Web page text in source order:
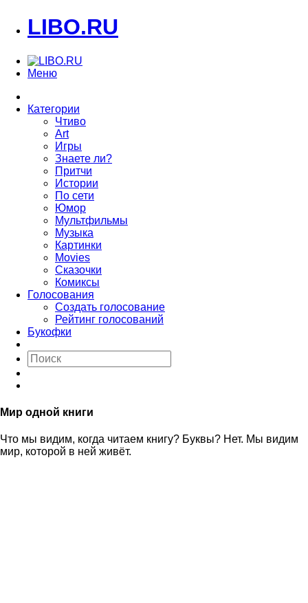
LIBO.RU
Меню
Категории
Чтиво
Art
Игры
Знаете ли?
Притчи
Истории
По сети
Юмор
Мультфильмы
Музыка
Картинки
Movies
Сказочки
Комиксы
Голосования
Создать голосование
Рейтинг голосований
Букофки
Мир одной книги
Что мы видим, когда читаем книгу? Буквы? Нет. Мы видим
мир, которой в ней живёт.